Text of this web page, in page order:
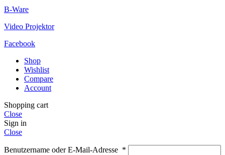
B-Ware
Video Projektor
Facebook
Shop
Wishlist
Compare
Account
Shopping cart
Close
Sign in
Close
Benutzername oder E-Mail-Adresse *